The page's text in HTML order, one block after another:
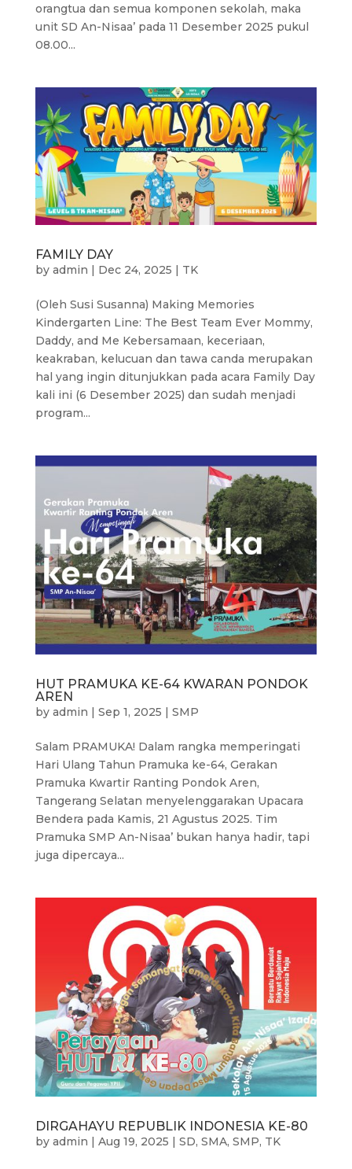
orangtua dan semua komponen sekolah, maka
unit SD An-Nisaa’ pada 11 Desember 2025 pukul
08.00...
FAMILY DAY
by admin | Dec 24, 2025 | TK
(Oleh Susi Susanna) Making Memories
Kindergarten Line: The Best Team Ever Mommy,
Daddy, and Me Kebersamaan, keceriaan,
keakraban, kelucuan dan tawa canda merupakan
hal yang ingin ditunjukkan pada acara Family Day
kali ini (6 Desember 2025) dan sudah menjadi
program...
HUT PRAMUKA KE-64 KWARAN PONDOK
AREN
by admin | Sep 1, 2025 | SMP
Salam PRAMUKA! Dalam rangka memperingati
Hari Ulang Tahun Pramuka ke-64, Gerakan
Pramuka Kwartir Ranting Pondok Aren,
Tangerang Selatan menyelenggarakan Upacara
Bendera pada Kamis, 21 Agustus 2025. Tim
Pramuka SMP An-Nisaa’ bukan hanya hadir, tapi
juga dipercaya...
DIRGAHAYU REPUBLIK INDONESIA KE-80
by admin | Aug 19, 2025 | SD, SMA, SMP, TK